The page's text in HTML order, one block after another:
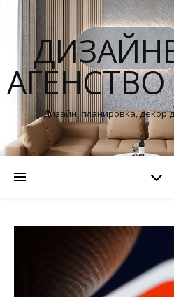
Дизайн, планировка, декор